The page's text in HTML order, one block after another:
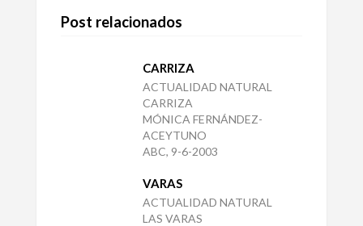
Post relacionados
CARRIZA
ACTUALIDAD NATURAL
CARRIZA
MÓNICA FERNÁNDEZ-
ACEYTUNO
ABC, 9-6-2003
VARAS
ACTUALIDAD NATURAL
LAS VARAS